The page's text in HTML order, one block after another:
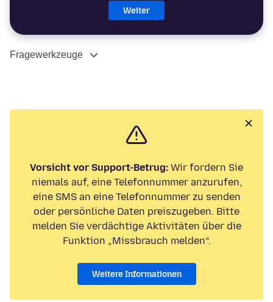
Weiter
Fragewerkzeuge
Vorsicht vor Support-Betrug: Wir fordern Sie
niemals auf, eine Telefonnummer anzurufen,
eine SMS an eine Telefonnummer zu senden
oder persönliche Daten preiszugeben. Bitte
melden Sie verdächtige Aktivitäten über die
Funktion „Missbrauch melden“.
Weitere Informationen